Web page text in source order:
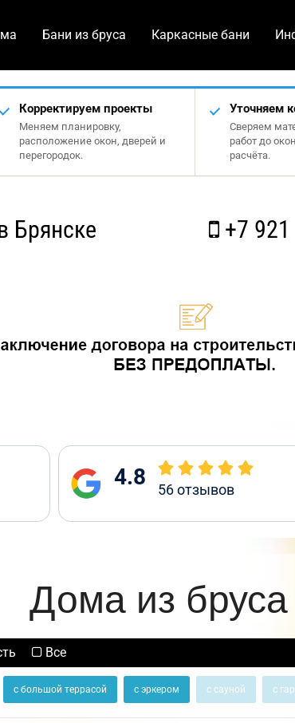
Бани из бруса Каркасные бани
Корректируем проекты
Меняем планировку,
расположение окон, дверей и
перегородок.
Уточняем
Сверяем
работ до
расчёта.
Брянске +7
4.8 56отзывов
Дома из
Все
с большой террасой с эркером с сауной с